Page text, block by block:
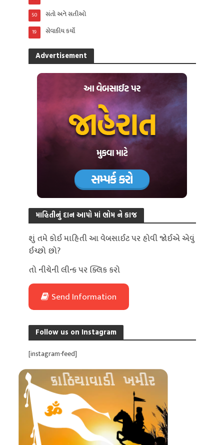
સંતો અને સતીઓ
50
સેવાકીય કર્યો
19
Advertisement
માહિતીનું દાન આપો માં ભોમ ને કાજ
શું તમે કોઈ માહિતી આ વેબસાઈટ પર હોવી જોઈએ એવું
ઈચ્છો છો?
તો નીચેની લીન્ક પર ક્લિક કરો
Send Information
Follow us on Instagram
[instagram-feed]